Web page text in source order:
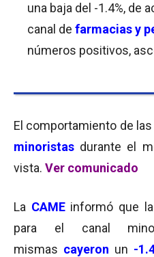
una baja del -1.4%, de
canal de farmaciasy
números positivos,
El comportamiento de
minoristas durante el
vista. Ver comunicado
La CAMEinformó que
para el canal
mismas cayeron un -